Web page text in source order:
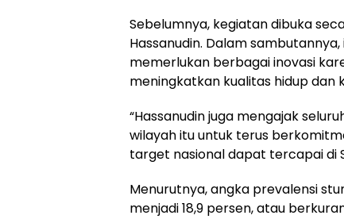
Sebelumnya, kegiatan dibuka
Hassanudin. Dalam
memerlukan berbagai inovasi
meningkatkan kualitas hidup dan
“Hassanudin juga mengajak
wilayah itu untuk terus
target nasional dapat tercapai di
Menurutnya, angka prevalensi
menjadi 18,9 persen, atau